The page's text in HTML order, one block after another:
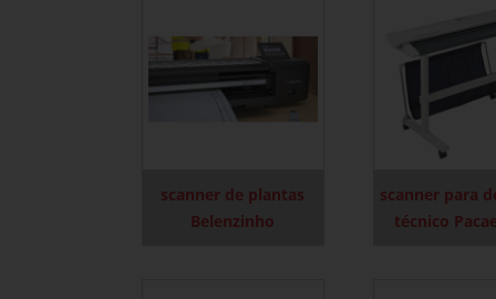
scanner de plantas
Belenzinho
scanner para
técnico